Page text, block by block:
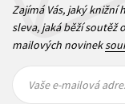
Zajímá Vás, jaký knižní
sleva, jaká běží soutěž
mailových novinek
mailová
mailová
Vaše e-mailová